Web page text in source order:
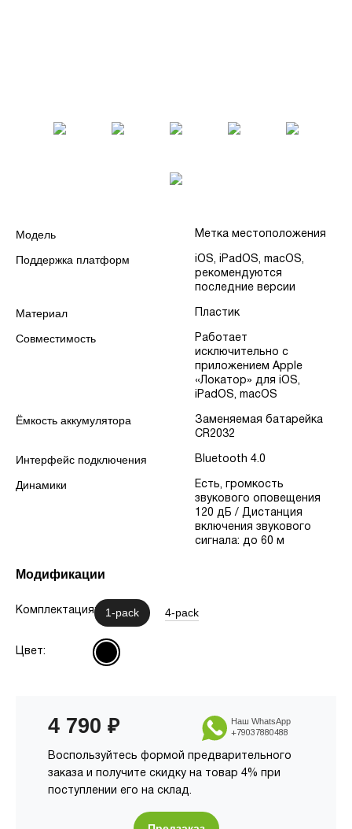
Модель Метка местоположения
Поддержка платформ
iOS, iPadOS, macOS,
рекомендуются
последние версии
Материал Пластик
Совместимость
Работает
исключительно с
приложением Apple
«Локатор» для iOS,
iPadOS, macOS
Ёмкость аккумулятора
Заменяемая батарейка
CR2032
Интерфейс подключения Bluetooth 4.0
Динамики
Есть, громкость
звукового оповещения
120 дБ / Дистанция
включения звукового
сигнала: до 60 м
Модификации
Комплектация: 1-pack 4-pack
Цвет:
4 790 ₽
Воспользуйтесь формой предварительного
заказа и получите скидку на товар 4% при
поступлении его на склад.
Наш WhatsApp
+79037880488